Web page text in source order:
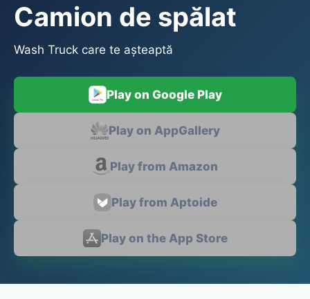
Camion de spălat
Wash Truck care te așteaptă
Play on Google Play
Play on AppGallery
Play from Amazon
Play from Aptoide
Play on the App Store